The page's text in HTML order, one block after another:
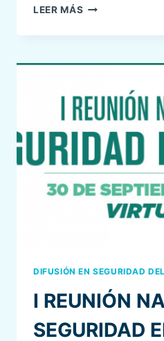
LEER MÁS JORNADA
NETWORKING
SEGURIDAD
PACIENTE
EN
ANESTESIA
Y
CRÍTICOS
DIFUSIÓN EN SEGURIDAD
I REUNIÓN
SEGURIDAD